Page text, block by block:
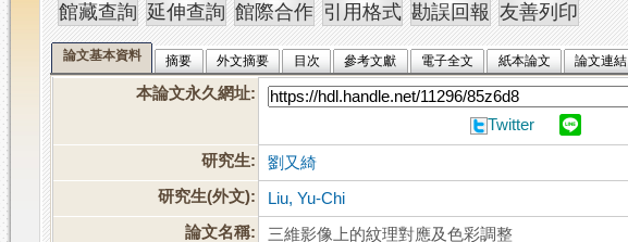
論文基本資料 摘要 外文摘要 目次 參考文獻 電子全文 紙本論文 論文連結
本論文永久網址:
Twitter
研究生:
劉又綺
研究生(外文):
Liu, Yu-Chi
論文名稱:
三維影像上的紋理對應及色彩調整